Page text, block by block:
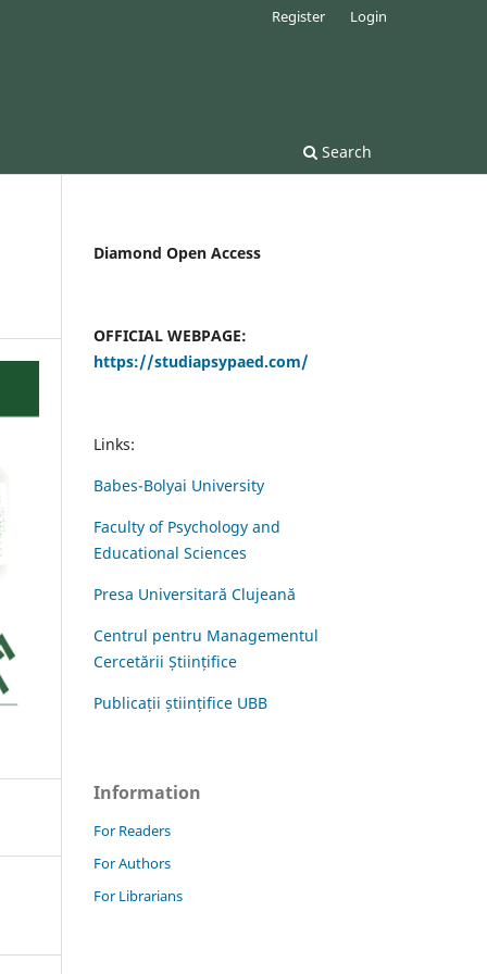
Search
Register Login
Diamond Open Access
OFFICIAL WEBPAGE:
https://studiapsypaed.com/
Links:
Babes-Bolyai University
Faculty of Psychology and
Educational Sciences
Presa Universitară Clujeană
Centrul pentru Managementul
Cercetării Științifice
Publicații științifice UBB
Information
For Readers
For Authors
For Librarians